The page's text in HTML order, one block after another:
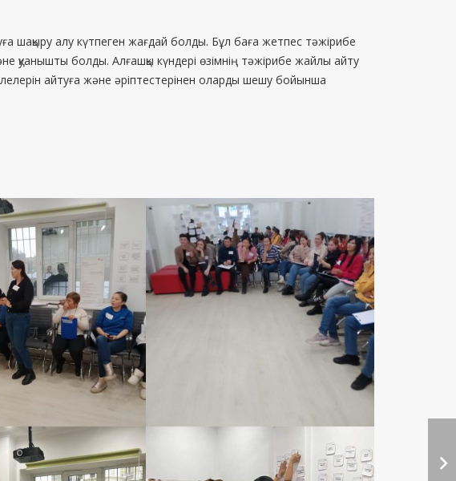
шақыру алу күтпеген жағдай болды. Бұл баға жетпес тәжірибе
қуанышты болды. Алғашқы күндері өзімнің тәжірибе жайлы айту
айтуға және әріптестерінен оларды шешу бойынша